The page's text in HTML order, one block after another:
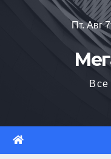
Пт. Авг
Все